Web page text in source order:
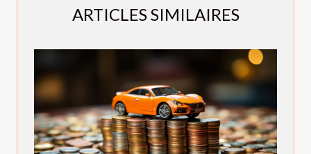
ARTICLES SIMILAIRES